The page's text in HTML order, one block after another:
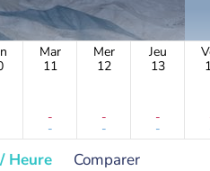
Mar
11
-
-
Mer
12
-
-
Jeu
13
-
-
Heure Comparer